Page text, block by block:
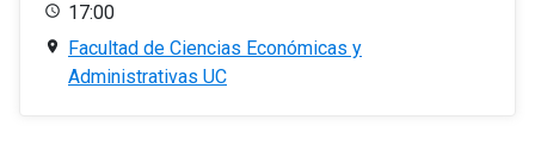
17:00
Facultad de Ciencias Económicas y
Administrativas UC